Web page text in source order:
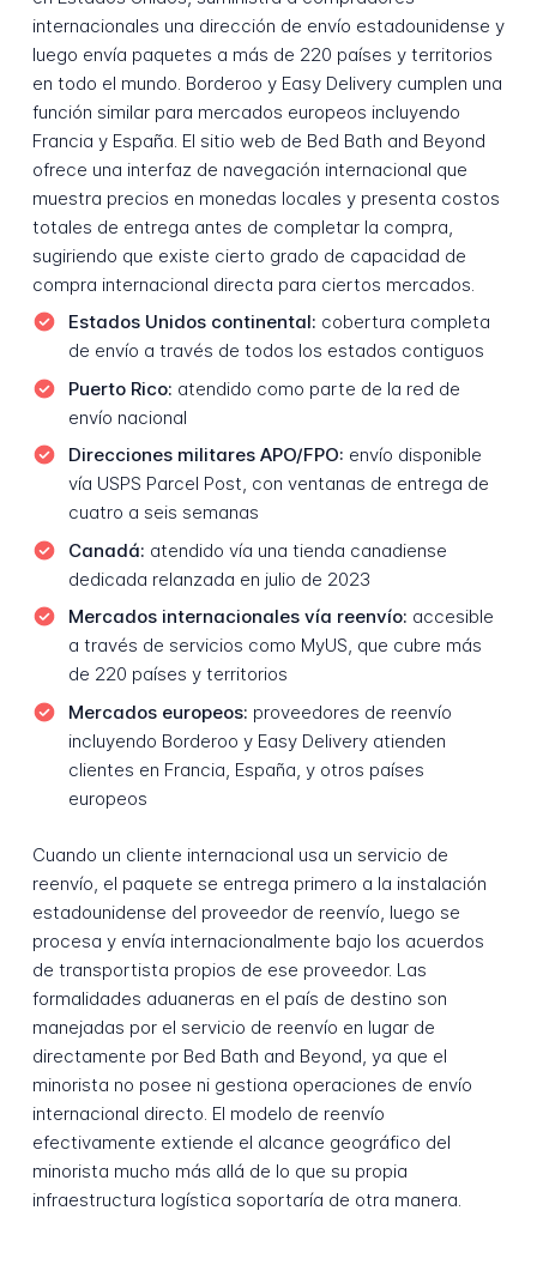
internacionales una dirección de envío estadounidense y
luego envía paquetes a más de 220 países y territorios
en todo el mundo. Borderoo y Easy Delivery cumplen una
función similar para mercados europeos incluyendo
Francia y España. El sitio web de Bed Bath and Beyond
ofrece una interfaz de navegación internacional que
muestra precios en monedas locales y presenta costos
totales de entrega antes de completar la compra,
sugiriendo que existe cierto grado de capacidad de
compra internacional directa para ciertos mercados.
Estados Unidos continental: cobertura completa
de envío a través de todos los estados contiguos
Puerto Rico: atendido como parte de la red de
envío nacional
Direcciones militares APO/FPO: envío disponible
vía USPS Parcel Post, con ventanas de entrega de
cuatro a seis semanas
Canadá: atendido vía una tienda canadiense
dedicada relanzada en julio de 2023
Mercados internacionales vía reenvío: accesible
a través de servicios como MyUS, que cubre más
de 220 países y territorios
Mercados europeos: proveedores de reenvío
incluyendo Borderoo y Easy Delivery atienden
clientes en Francia, España, y otros países
europeos
Cuando un cliente internacional usa un servicio de
reenvío, el paquete se entrega primero a la instalación
estadounidense del proveedor de reenvío, luego se
procesa y envía internacionalmente bajo los acuerdos
de transportista propios de ese proveedor. Las
formalidades aduaneras en el país de destino son
manejadas por el servicio de reenvío en lugar de
directamente por Bed Bath and Beyond, ya que el
minorista no posee ni gestiona operaciones de envío
internacional directo. El modelo de reenvío
efectivamente extiende el alcance geográfico del
minorista mucho más allá de lo que su propia
infraestructura logística soportaría de otra manera.